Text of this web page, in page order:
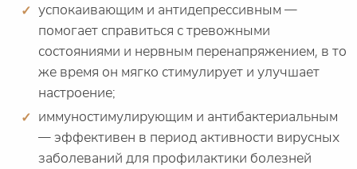
успокаивающим и антидепрессивным —
помогает справиться с тревожными
состояниями и нервным перенапряжением, в то
же время он мягко стимулирует и улучшает
настроение;
иммуностимулирующим и антибактериальным
— эффективен в период активности вирусных
заболеваний для профилактики болезней